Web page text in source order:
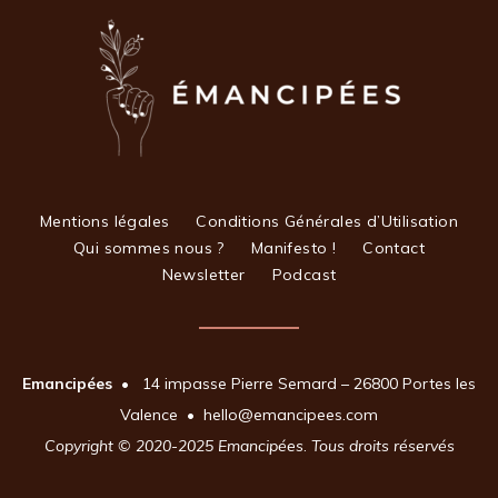
Mentions légales
Conditions Générales d’Utilisation
Qui sommes nous ?
Manifesto !
Contact
Newsletter
Podcast
Emancipées • 14 impasse Pierre Semard – 26800 Portes les
Valence • hello@emancipees.com
Copyright © 2020-2025 Emancipées. Tous droits réservés